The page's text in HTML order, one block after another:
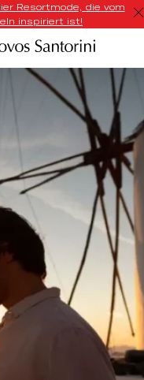
Resortmode, die vom
inspiriert ist!